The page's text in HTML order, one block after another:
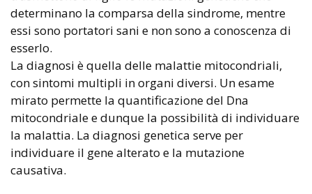
determinano la comparsa della sindrome, mentre
essi sono portatori sani e non sono a conoscenza di
esserlo.
La diagnosi è quella delle malattie mitocondriali,
con sintomi multipli in organi diversi. Un esame
mirato permette la quantificazione del Dna
mitocondriale e dunque la possibilità di individuare
la malattia. La diagnosi genetica serve per
individuare il gene alterato e la mutazione
causativa.